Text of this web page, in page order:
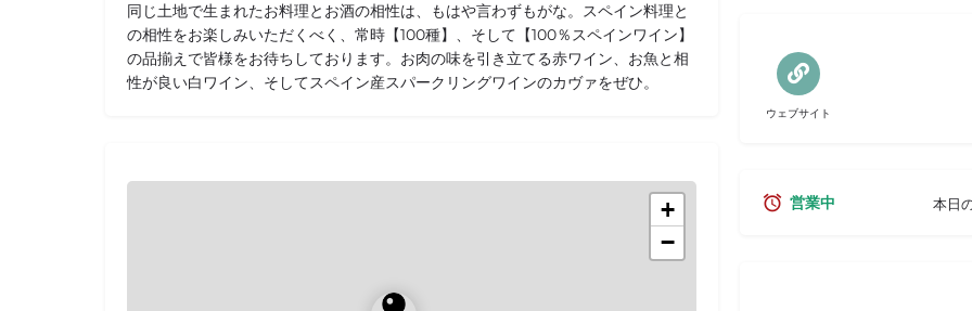
同じ土地で生まれたお料理とお酒の相性は、もはや言わずもがな。スペイン料理と
の相性をお楽しみいただくべく、常時【100種】、そして【100％スペインワイン】
の品揃えで皆様をお待ちしております。お肉の味を引き立てる赤ワイン、お魚と相
性が良い白ワイン、そしてスペイン産スパークリングワインのカヴァをぜひ。
+
−
ウェブサイト
営業中 本日